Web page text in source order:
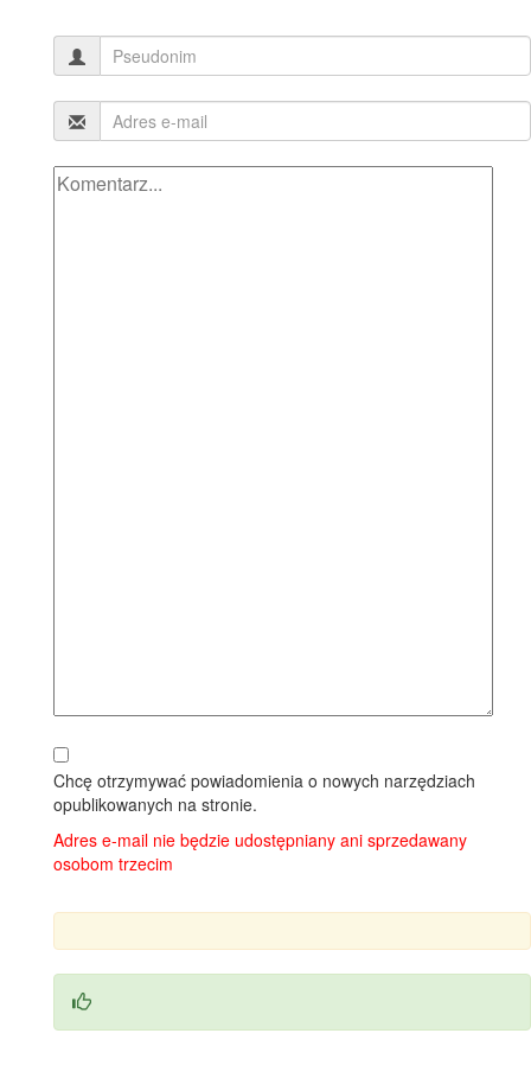
Chcę otrzymywać powiadomienia o nowych narzędziach
opublikowanych na stronie.
Adres e-mail nie będzie udostępniany ani sprzedawany
osobom trzecim